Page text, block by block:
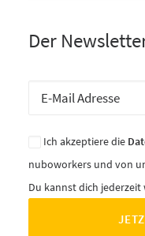
Der
Ich akzeptiere die
nuboworkers und von
Du kannst dich